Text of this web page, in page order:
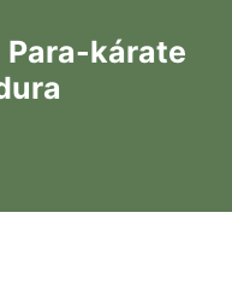
Para-kárate